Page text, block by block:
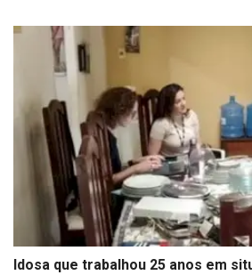
Idosa que trabalhou 25 anos em